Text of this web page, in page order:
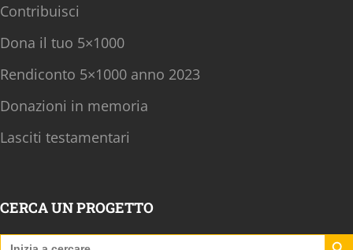
Contribuisci
Dona il tuo 5×1000
Rendiconto 5×1000 anno 2023
Donazioni in memoria
Lasciti testamentari
CERCA UN PROGETTO
Search Search